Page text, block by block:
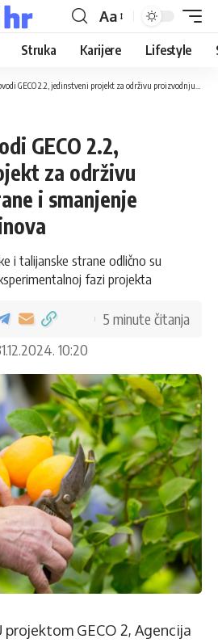
Aa
Struka Karijere Lifestyle
2.2, jedinstveni projekt za održivu proizvodnju hrane i smanjenje stakleničkih plinova
GECO 2.2,
za održivu
i smanjenje
i talijanske strane odlično su
fazi projekta
10:20
5 minute čitanja
projektom GECO 2, Agencija